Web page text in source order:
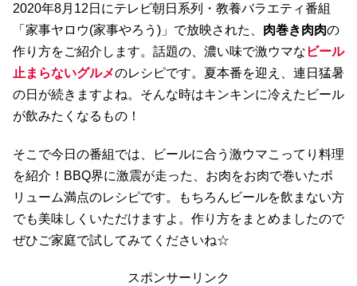
2020年8月12日にテレビ朝日系列・教養バラエティ番組
「家事ヤロウ(家事やろう)」で放映された、 肉巻き肉肉の
作り方をご紹介します。話題の、濃い味で激ウマな ビール
止まらないグルメのレシピです。夏本番を迎え、連日猛暑
の日が続きますよね。そんな時はキンキンに冷えたビール
が飲みたくなるもの！
そこで今日の番組では、ビールに合う激ウマこってり料理
を紹介！BBQ界に激震が走った、お肉をお肉で巻いたボ
リューム満点のレシピです。もちろんビールを飲まない方
でも美味しくいただけますよ。作り方をまとめましたので
ぜひご家庭で試してみてくださいね☆
スポンサーリンク